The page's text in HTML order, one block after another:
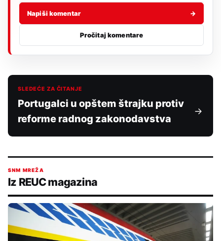
Napiši komentar →
Pročitaj komentare
SLEDEĆE ZA ČITANJE
Portugalci u opštem štrajku protiv
reforme radnog zakonodavstva
SNM MREŽA
Iz REUC magazina